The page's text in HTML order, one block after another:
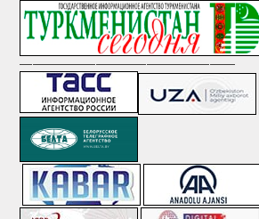
—————————————————